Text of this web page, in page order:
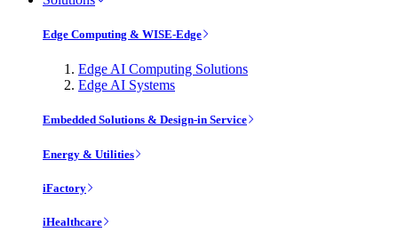
Edge Computing & WISE-Edge
Edge AI Computing Solutions
Edge AI Systems
Embedded Solutions & Design-in Service
Energy & Utilities
iFactory
iHealthcare